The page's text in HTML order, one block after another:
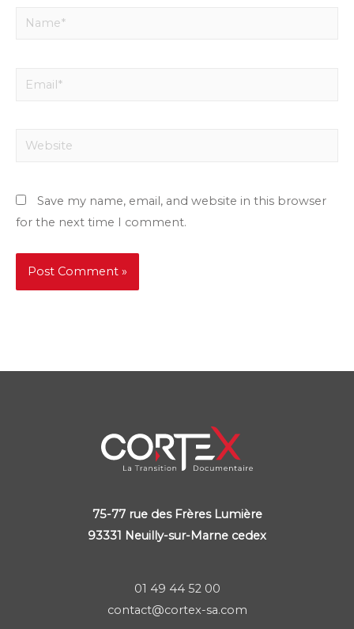
Name*
Email*
Website
Save my name, email, and website in this browser
for the next time I comment.
75-77 rue des Frères Lumière
93331 Neuilly-sur-Marne cedex
01 49 44 52 00
contact@cortex-sa.com